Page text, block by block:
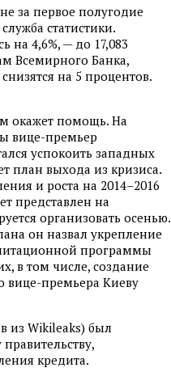
за первое полугодие
статистики.
на 4,6%, — до 17,083
Всемирного Банка,
на 5 процентов.
окажет помощь. На
вице-премьер
успокоить западных
план выхода из кризиса.
и роста на 2014–2016
представлен на
организовать осенью.
он назвал укрепление
программы
в том числе, создание
вице-премьера Киеву
из Wikileaks) был
кредита.